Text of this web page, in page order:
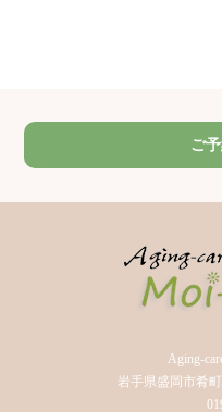
ご
Aging-
岩手県盛岡市肴